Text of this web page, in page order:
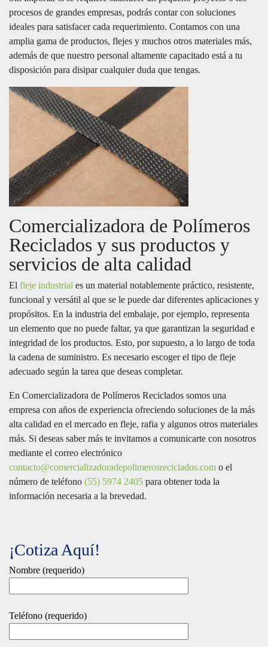
procesos de grandes empresas, podrás contar con soluciones
ideales para satisfacer cada requerimiento. Contamos con una
amplia gama de productos, flejes y muchos otros materiales más,
además de que nuestro personal altamente capacitado está a tu
disposición para disipar cualquier duda que tengas.
Comercializadora de Polímeros
Reciclados y sus productos y
servicios de alta calidad
El fleje industrial es un material notablemente práctico, resistente,
funcional y versátil al que se le puede dar diferentes aplicaciones y
propósitos. En la industria del embalaje, por ejemplo, representa
un elemento que no puede faltar, ya que garantizan la seguridad e
integridad de los productos. Esto, por supuesto, a lo largo de toda
la cadena de suministro. Es necesario escoger el tipo de fleje
adecuado según la tarea que deseas completar.
En Comercializadora de Polímeros Reciclados somos una
empresa con años de experiencia ofreciendo soluciones de la más
alta calidad en el mercado en fleje, rafia y algunos otros materiales
más. Si deseas saber más te invitamos a comunicarte con nosotros
mediante el correo electrónico
contacto@comercializadoradepolimerosreciclados.com o el
número de teléfono (55) 5974 2405 para obtener toda la
información necesaria a la brevedad.
¡Cotiza Aquí!
Nombre (requerido)
Teléfono (requerido)